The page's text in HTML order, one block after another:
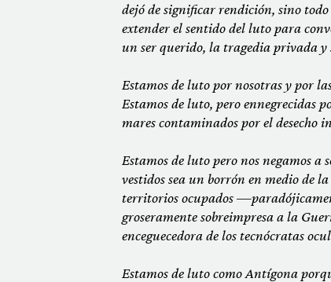
dejó de significar rendición, sino
extender el sentido del luto para
un ser querido, la tragedia privada
Estamos de luto por nosotras y por
Estamos de luto, pero ennegrecidas
mares contaminados por el desecho
Estamos de luto pero nos negamos a
vestidos sea un borrón en medio de
territorios ocupados
groseramente sobreimpresa a la
enceguecedora de los tecnócratas
Estamos de luto como Antígona